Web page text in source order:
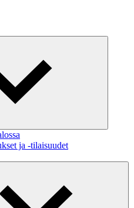
ja -tilaisuudet